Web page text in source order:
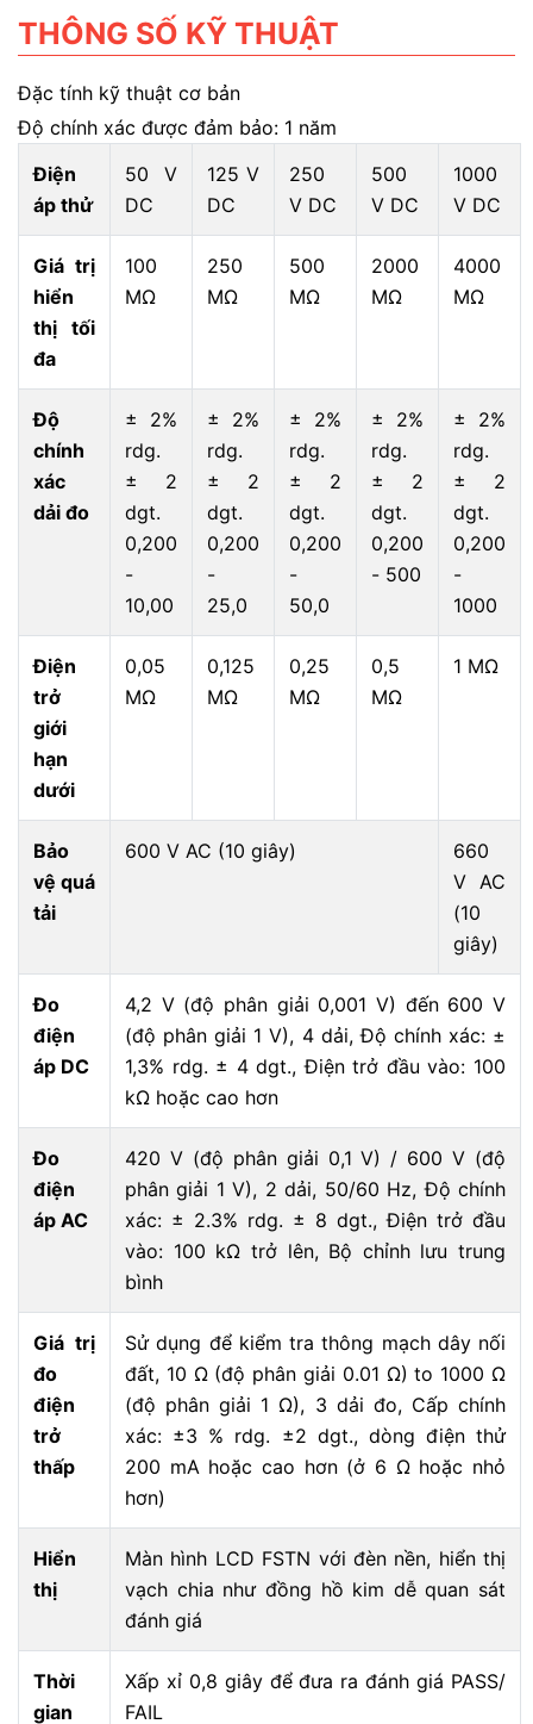
THÔNG SỐ KỸ THUẬT
Đặc tính kỹ thuật cơ bản
Độ chính xác được đảm bảo: 1 năm
Điện
áp thử
50 V
DC
125 V
DC
250
V DC
500
V DC
1000
V DC
Giá trị
hiển
thị tối
đa
100
MΩ
250
MΩ
500
MΩ
2000
MΩ
4000
MΩ
Độ
chính
xác
dải đo ​
± 2%
rdg.
± 2
dgt.
0,200
-
10,00
± 2%
rdg.
± 2
dgt.
0,200
-
25,0
± 2%
rdg.
± 2
dgt.
0,200
-
50,0
± 2%
rdg.
± 2
dgt.
0,200
- 500
± 2%
rdg.
± 2
dgt.
0,200
-
1000
Điện
trở
giới
hạn
dưới
0,05
MΩ
0,125
MΩ
0,25
MΩ
0,5
MΩ
1 MΩ
Bảo
vệ quá
tải
600 V AC (10 giây)
660
V AC
(10
giây)
Đo
điện
áp DC
4,2 V (độ phân giải 0,001 V) đến 600 V
(độ phân giải 1 V), 4 dải, Độ chính xác: ±
1,3% rdg. ± 4 dgt., Điện trở đầu vào: 100
kΩ hoặc cao hơn
Đo
điện
áp AC
420 V (độ phân giải 0,1 V) / 600 V (độ
phân giải 1 V), 2 dải, 50/60 Hz, Độ chính
xác: ± 2.3% rdg. ± 8 dgt., Điện trở đầu
vào: 100 kΩ trở lên, Bộ chỉnh lưu trung
bình
Giá trị
đo
điện
trở
thấp
Sử dụng để kiểm tra thông mạch dây nối
đất, 10 Ω (độ phân giải 0.01 Ω) to 1000 Ω
(độ phân giải 1 Ω), 3 dải đo, Cấp chính
xác: ±3 % rdg. ±2 dgt., dòng điện thử
200 mA hoặc cao hơn (ở 6 Ω hoặc nhỏ
hơn)
Hiển
thị
Màn hình LCD FSTN với đèn nền, hiển thị
vạch chia như đồng hồ kim dễ quan sát
đánh giá
Thời
gian
Xấp xỉ 0,8 giây để đưa ra đánh giá PASS/
FAIL